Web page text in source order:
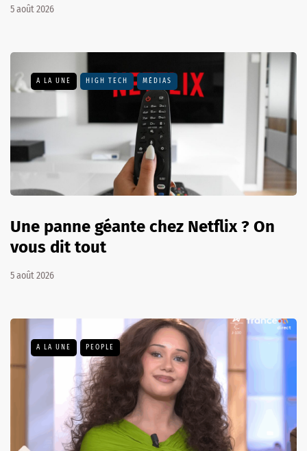
5 août 2026
A LA UNE HIGH TECH MÉDIAS
Une panne géante chez Netflix ? On
vous dit tout
5 août 2026
A LA UNE PEOPLE